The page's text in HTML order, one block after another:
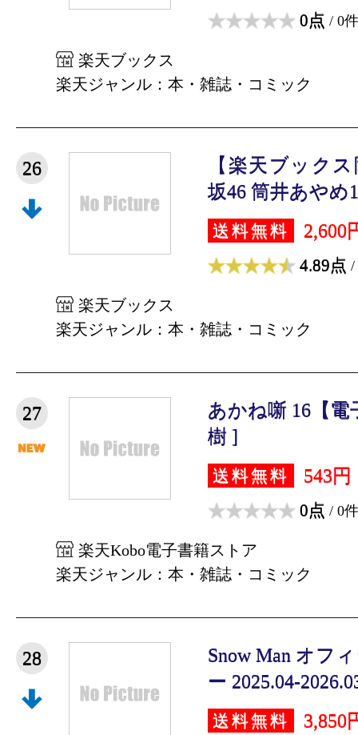
0点 / 0件
楽天ブックス
楽天ジャンル：本・雑誌・コミック
26
【楽天ブック
坂46 筒井あやめ
送料無料 2,600
4.89点 /
楽天ブックス
楽天ジャンル：本・雑誌・コミック
27
あかね噺 16【電
樹 ]
送料無料 543円
0点 / 0件
楽天Kobo電子書籍ストア
楽天ジャンル：本・雑誌・コミック
28
Snow Man オフ
ー 2025.04-
送料無料 3,850